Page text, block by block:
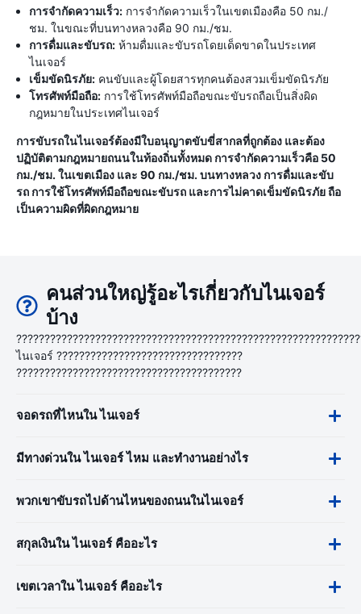
การจำกัดความเร็ว: การจำกัดความเร็วในเขตเมืองคือ 50 กม./
ชม. ในขณะที่บนทางหลวงคือ 90 กม./ชม.
การดื่มและขับรถ: ห้ามดื่มและขับรถโดยเด็ดขาดในประเทศ
ไนเจอร์
เข็มขัดนิรภัย: คนขับและผู้โดยสารทุกคนต้องสวมเข็มขัดนิรภัย
โทรศัพท์มือถือ: การใช้โทรศัพท์มือถือขณะขับรถถือเป็นสิ่งผิด
กฎหมายในประเทศไนเจอร์
การขับรถในไนเจอร์ต้องมีใบอนุญาตขับขี่สากลที่ถูกต้อง และต้อง
ปฏิบัติตามกฎหมายถนนในท้องถิ่นทั้งหมด การจำกัดความเร็วคือ 50
กม./ชม. ในเขตเมือง และ 90 กม./ชม. บนทางหลวง การดื่มและขับ
รถ การใช้โทรศัพท์มือถือขณะขับรถ และการไม่คาดเข็มขัดนิรภัย ถือ
เป็นความผิดที่ผิดกฎหมาย
คนส่วนใหญ่รู้อะไรเกี่ยวกับไนเจอร์
บ้าง
ไนเจอร์ ?????????????????????????????????
????????????????????????????????????????
จอดรถที่ไหนใน ไนเจอร์
มีทางด่วนใน ไนเจอร์ ไหม และทำงานอย่างไร
พวกเขาขับรถไปด้านไหนของถนนในไนเจอร์
สกุลเงินใน ไนเจอร์ คืออะไร
เขตเวลาใน ไนเจอร์ คืออะไร